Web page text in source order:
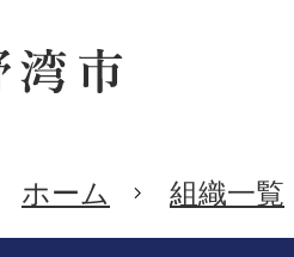
ホーム 組織一覧